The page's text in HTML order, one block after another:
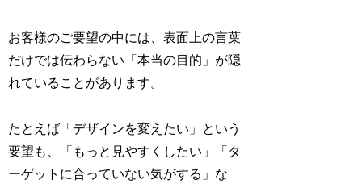
お客様のご要望の中には、表面上の言葉
だけでは伝わらない「本当の目的」が隠
れていることがあります。
たとえば「デザインを変えたい」という
要望も、「もっと見やすくしたい」「タ
ーゲットに合っていない気がする」な